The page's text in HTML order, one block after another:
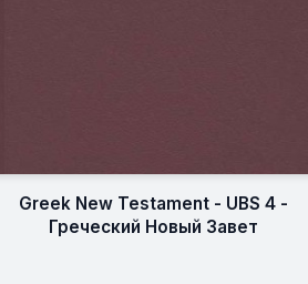
Greek New Testament - UBS 4 -
Греческий Новый Завет